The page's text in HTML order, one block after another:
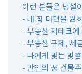
이런 분들은 망설
- 내 집 마련을 원
- 부동산 재테크
- 부동산 규제, 세
- 나에게 맞는 맞
- 만인의 꿈 건물